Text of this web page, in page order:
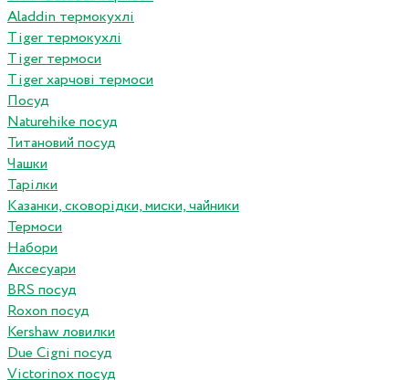
Aladdin термокухлі
Tiger термокухлі
Tiger термоси
Tiger харчові термоси
Посуд
Naturehike посуд
Титановий посуд
Чашки
Тарілки
Казанки, сковорідки, миски, чайники
Термоси
Набори
Аксесуари
BRS посуд
Roxon посуд
Kershaw ловилки
Due Cigni посуд
Victorinox посуд